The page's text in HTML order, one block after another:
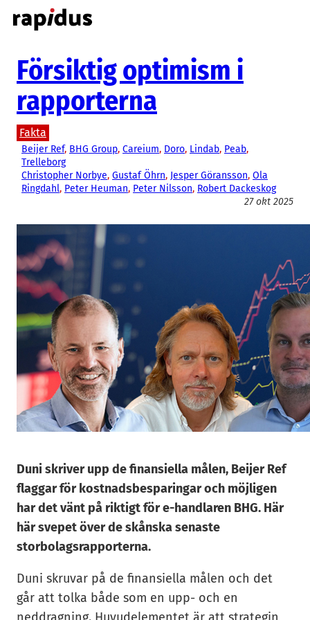
Hoppa
till
Försiktig optimism i
rapporterna
Fakta
Beijer Ref, BHG Group, Careium, Doro, Lindab, Peab
Trelleborg
Christopher Norbye, Gustaf Öhrn, Jesper Göransson, Ola
Ringdahl, Peter Heuman, Peter Nilsson, Robert Dackeskog
27 okt 2025
Duni skriver upp de finansiella målen, Beijer Ref
flaggar för kostnadsbesparingar och möjligen
har det vänt på riktigt för e-handlaren BHG. Här
här svepet över de skånska senaste
storbolagsrapporterna.
Duni skruvar på de finansiella målen och det
går att tolka både som en upp- och en